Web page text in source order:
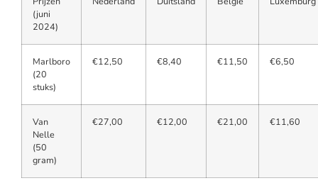
(juni
2024)
Marlboro
(20
stuks)
€12,50 €8,40 €11,50 €6,50
Van
Nelle
(50
gram)
€27,00 €12,00 €21,00 €11,60